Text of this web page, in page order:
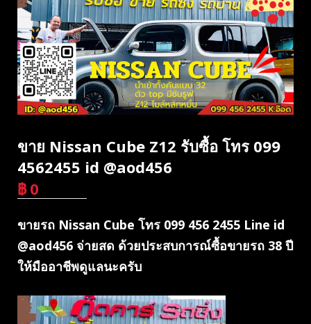
ขาย Nissan Cube Z12 รับซื้อ โทร 099
4562455 id @aod456
฿ 0
ขายรถ Nissan Cube โทร 099 456 2455 Line id
@aod456 จ่ายสด ด้วยประสบการณ์ซื้อขายรถ 38 ปี
ให้มืออาชีพดูแลนะครับ